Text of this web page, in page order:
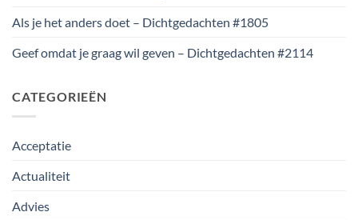
Als je het anders doet – Dichtgedachten #1805
Geef omdat je graag wil geven – Dichtgedachten #2114
CATEGORIEËN
Acceptatie
Actualiteit
Advies